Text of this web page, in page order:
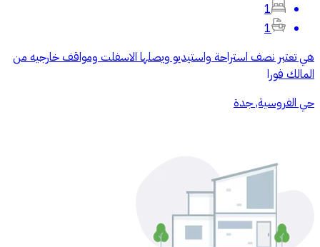
1
1
هي تعتبر نصف استراحة واستيديو ويصلها الاسفلت ومواقف خارجيه من
المالك فورا
حي الفروسية, جدة